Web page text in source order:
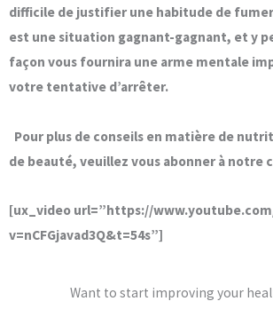
difficile de justifier une habitude de
est une situation gagnant-gagnant, et y
façon vous fournira une arme mentale
votre tentative d’arrêter.
Pour plus de conseils en matière de
de beauté, veuillez vous abonner à notre
[ux_video url=”https://
v=nCFGjavad3Q&t=54s”]
Want to start improving your